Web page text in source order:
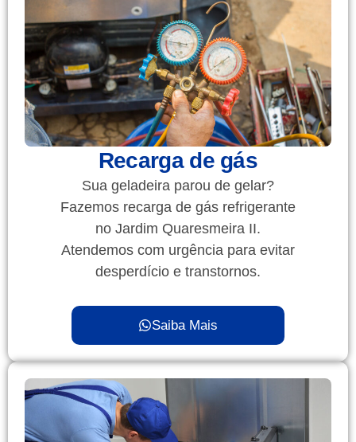
Recarga de gás
Sua geladeira parou de gelar?
Fazemos recarga de gás refrigerante
no Jardim Quaresmeira II.
Atendemos com urgência para evitar
desperdício e transtornos.
Saiba Mais